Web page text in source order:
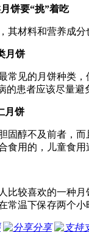
饼要“挑”着吃
其材料和营养成
月饼
常见的月饼种类
的患者应该尽量
月饼
固醇不及前者，
食用的，儿童食用
比较喜欢的一种
常温下保存两个
分享